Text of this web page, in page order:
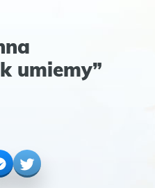
umiemy”
Twitter